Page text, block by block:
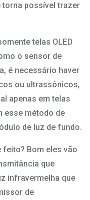
torna possível trazer
telas OLED
o sensor de
é necessário haver
ou ultrassônicos,
apenas em telas
esse método de
de luz de fundo.
feito? Bom eles vão
que
infravermelha que
de